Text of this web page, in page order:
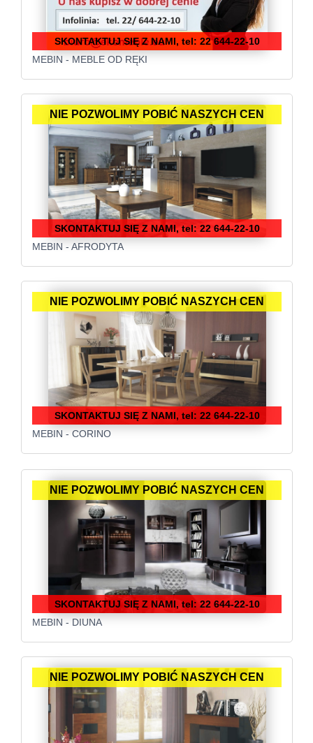
SKONTAKTUJ SIĘ Z NAMI, tel: 22 644-22-10
MEBIN - MEBLE OD RĘKI
NIE POZWOLIMY POBIĆ NASZYCH CEN
SKONTAKTUJ SIĘ Z NAMI, tel: 22 644-22-10
MEBIN - AFRODYTA
NIE POZWOLIMY POBIĆ NASZYCH CEN
SKONTAKTUJ SIĘ Z NAMI, tel: 22 644-22-10
MEBIN - CORINO
NIE POZWOLIMY POBIĆ NASZYCH CEN
SKONTAKTUJ SIĘ Z NAMI, tel: 22 644-22-10
MEBIN - DIUNA
NIE POZWOLIMY POBIĆ NASZYCH CEN